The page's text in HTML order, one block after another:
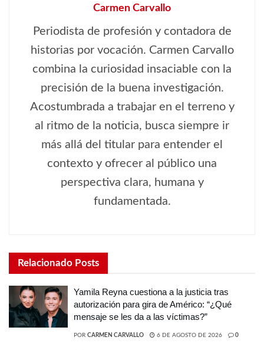
Carmen Carvallo
Periodista de profesión y contadora de
historias por vocación. Carmen Carvallo
combina la curiosidad insaciable con la
precisión de la buena investigación.
Acostumbrada a trabajar en el terreno y
al ritmo de la noticia, busca siempre ir
más allá del titular para entender el
contexto y ofrecer al público una
perspectiva clara, humana y
fundamentada.
Relacionado Posts
Yamila Reyna cuestiona a la justicia tras
autorización para gira de Américo: “¿Qué
mensaje se les da a las víctimas?”
POR CARMEN CARVALLO 6 DE AGOSTO DE 2026 0